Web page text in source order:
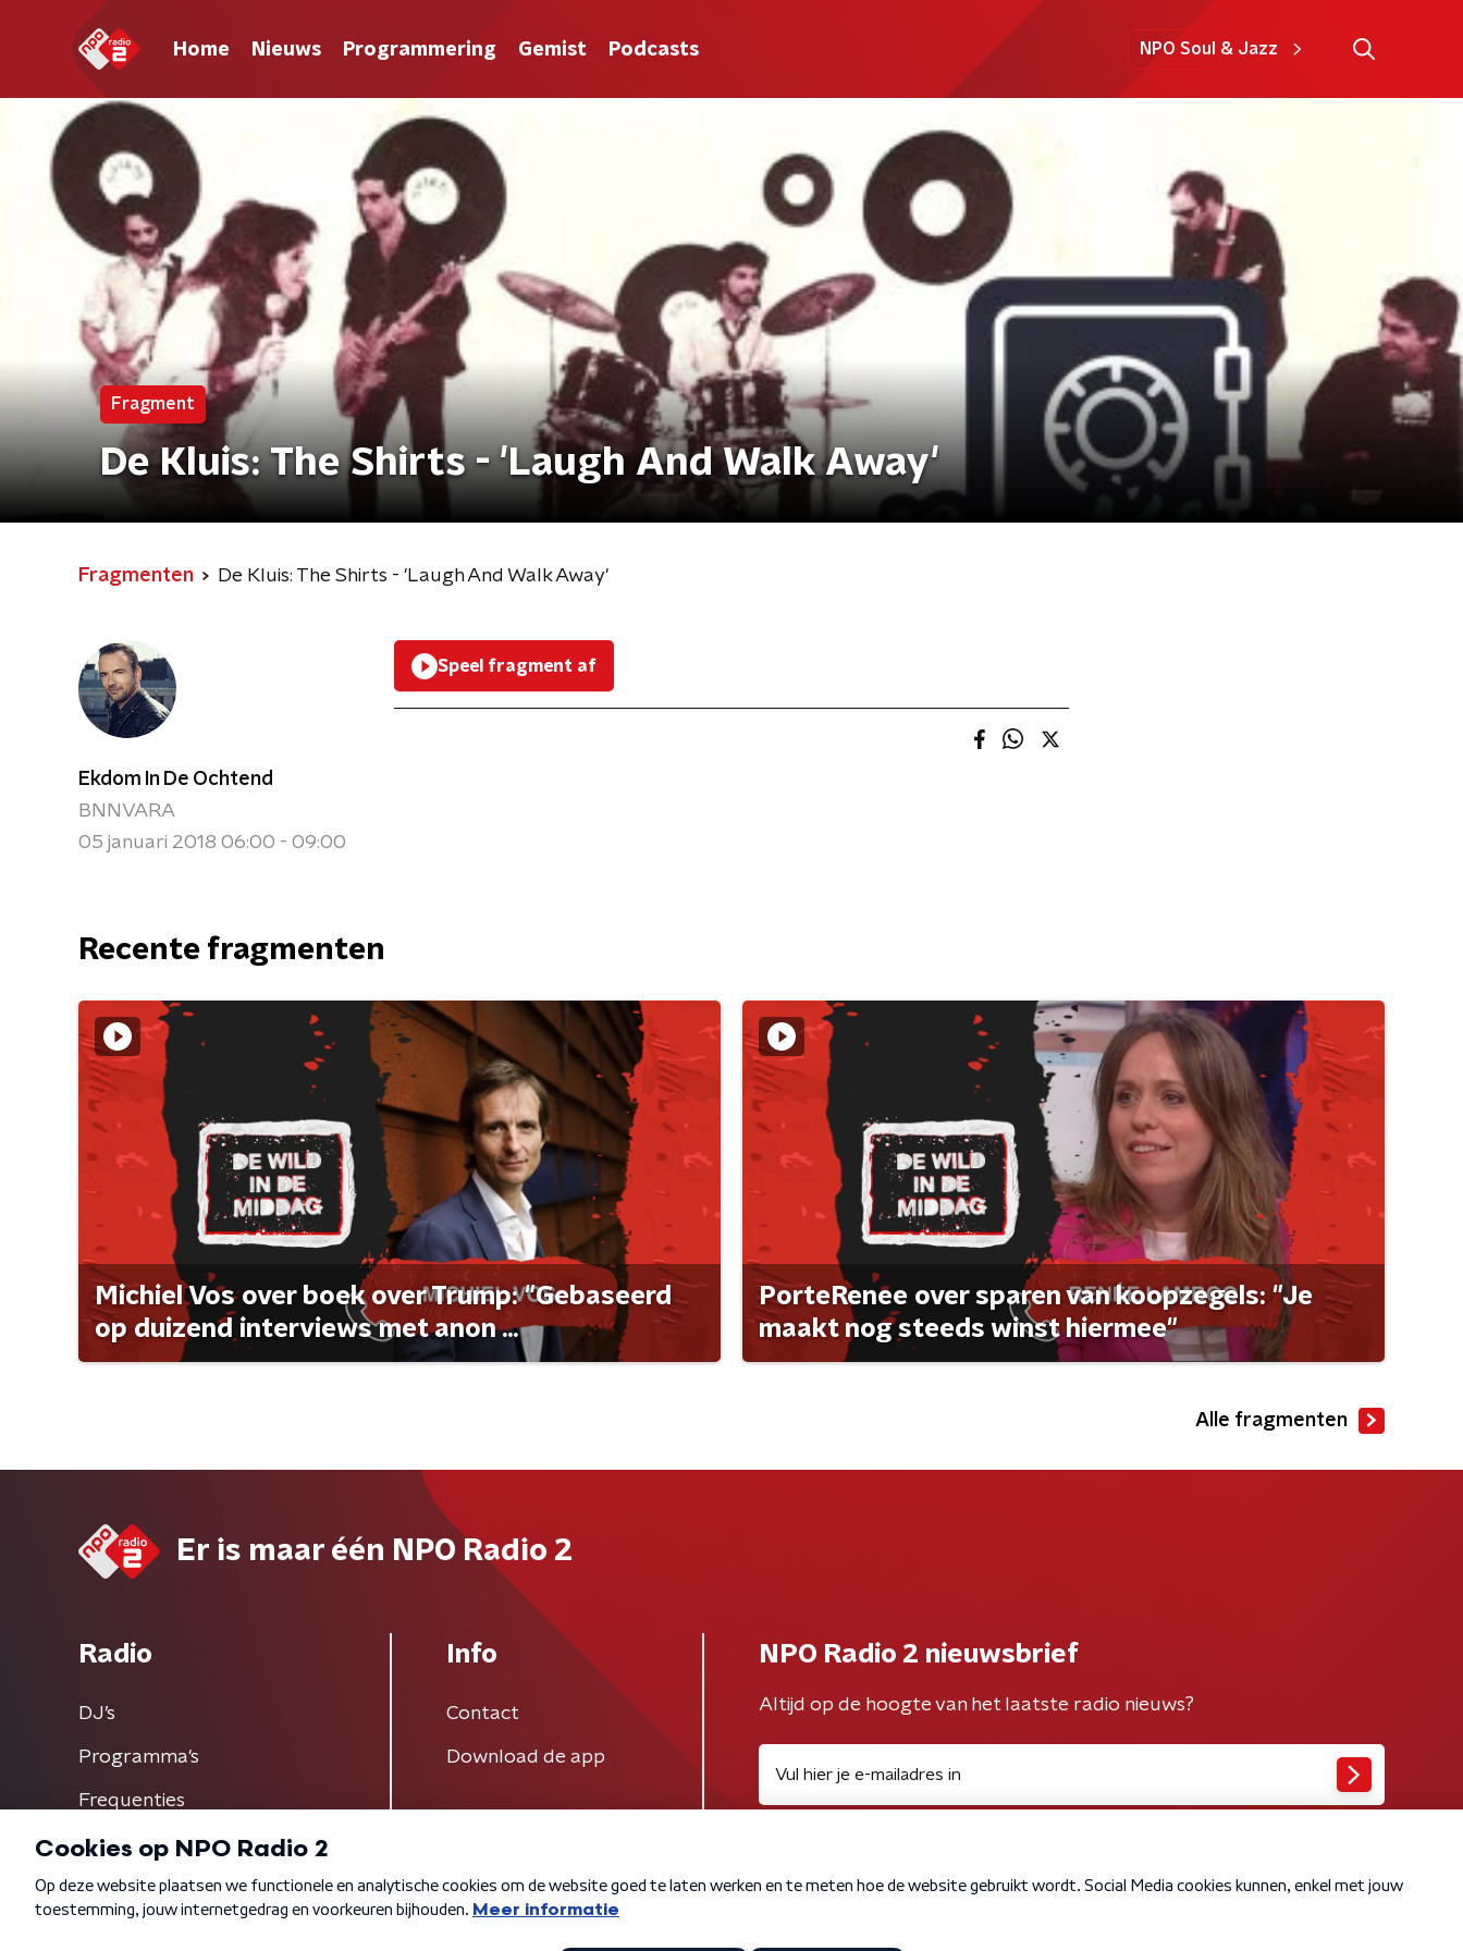
Home Nieuws Programmering Gemist Podcasts NPO Soul & Jazz
Fragment
De Kluis: The Shirts - 'Laugh And Walk Away'
Fragmenten De Kluis: The Shirts - 'Laugh And Walk Away'
Ekdom In De Ochtend
BNNVARA
05 januari 2018 06:00 - 09:00
Speel fragment af
Recente fragmenten
Michiel Vos over boek over Trump: "Gebaseerd
op duizend interviews met anon ...
PorteRenee over sparen van koopzegels: "Je
maakt nog steeds winst hiermee"
Alle fragmenten
Er is maar één NPO Radio 2
Radio
DJ’s
Programma's
Frequenties
Info
Contact
Download de app
NPO Radio 2 nieuwsbrief
Altijd op de hoogte van het laatste radio nieuws?
Algemene voorwaarden Privacybeleid